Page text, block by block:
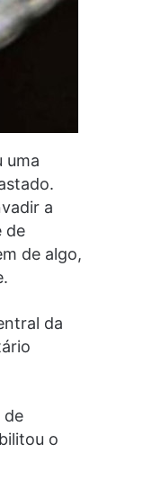
uma
a
de
de algo,
da
de
o